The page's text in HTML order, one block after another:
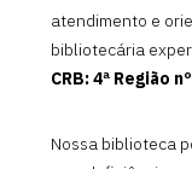
atendimento e
bibliotecária
CRB: 4ª Região
Nossa biblioteca